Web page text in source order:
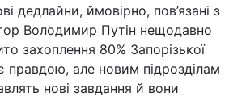
дедлайни, ймовірно, пов’язані з
Володимир Путін нещодавно
захоплення 80% Запорізької
правдою, але новим підрозділам
нові завдання й вони